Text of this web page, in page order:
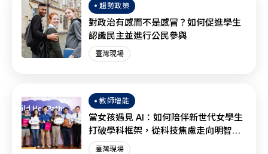
趨勢政策
對政治有感而不是感冒？如何促進學生
認識民主並進行公民參與
臺灣現場
教師增能
當女孩遇見 AI：如何陪伴新世代女學生
打破學科框架，從科技焦慮走向明智協
作？
臺灣現場